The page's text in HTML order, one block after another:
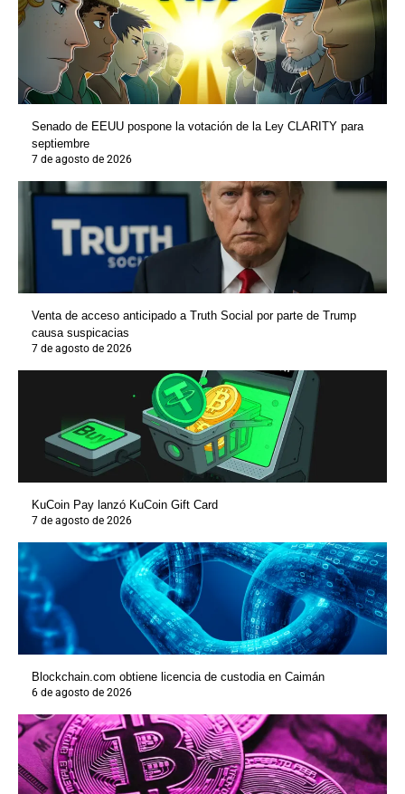
Senado de EEUU pospone la votación de la Ley CLARITY para
septiembre
7 de agosto de 2026
Venta de acceso anticipado a Truth Social por parte de Trump
causa suspicacias
7 de agosto de 2026
KuCoin Pay lanzó KuCoin Gift Card
7 de agosto de 2026
Blockchain.com obtiene licencia de custodia en Caimán
6 de agosto de 2026